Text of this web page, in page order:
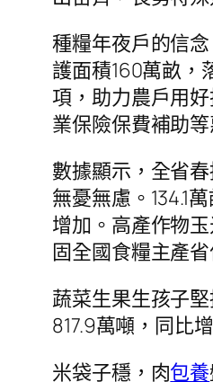
種糧年夜戶的信
護面積160萬畝，
項，助力農戶用
業保險保費補助
數據顯示，全省
無憂無慮。134.1
增加。高產作物
固全國食糧主產
蔬菜生果生孩子
817.9萬噸，同比
米袋子穩，肉包養